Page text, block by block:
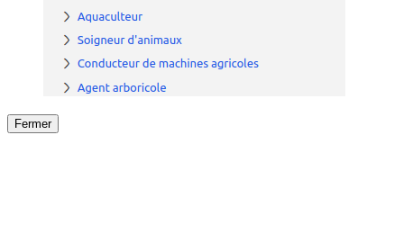
Fermer